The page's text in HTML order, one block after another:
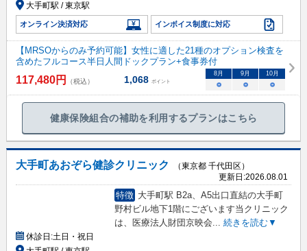
大手町駅 / 東京駅
オンライン決済対応 インボイス制度に対応
【MRSOからのみ予約可能】女性に適した21種のオプション検査を
含めたフルコース半日人間ドックプラン+食事券付
117,480円 （税込） 1,068 ポイント
8月 9月 10月
○ ○ ○
健康保険組合の補助を利用するプランはこちら
大手町あおぞら健診クリニック
（東京都 千代田区）
更新日:2026.08.01
特徴 大手町駅 B2a、A5出口直結の大手町
野村ビル地下1階にございます当クリニック
は、医療法人財団京映会
続きを読む▼
休診日:土日・祝日